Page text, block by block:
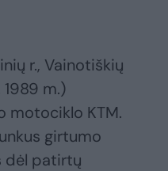
r., Vainotiškių
m.)
motociklo KTM.
girtumo
dėl patirtų